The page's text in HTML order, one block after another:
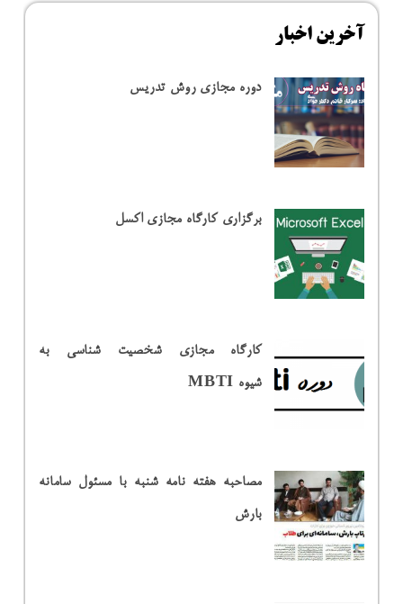
آخرین اخبار
دوره مجازی روش تدریس
برگزاری کارگاه مجازی اکسل
کارگاه مجازی شخصیت شناسی به
شیوه MBTI
مصاحبه هفته نامه شنبه با مسئول سامانه
بارش